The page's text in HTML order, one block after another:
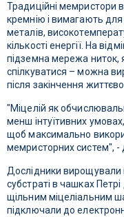
Традиційні мемристори
кремнію і вимагають для
металів,
кількості енергії. На
підземна мережа ниток,
спілкуватися – можна
після закінчення
"Міцелій як
менш інтуїтивних
щоб максимально
мемристорних систем",
Дослідники вирощували
субстраті в чашках
щільним міцеліальним
підключали до